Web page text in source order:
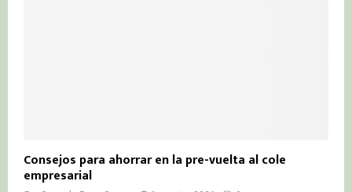
Consejos para ahorrar en la pre-vuelta al cole
empresarial